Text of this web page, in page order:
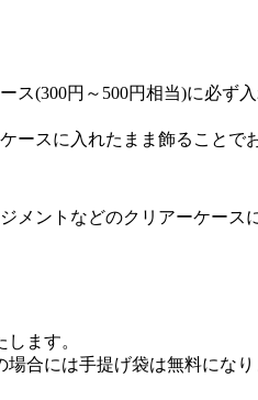
(300円～500円相当)に必ず
スに入れたまま飾ることで
メントなどのクリアーケー
ます。
合には手提げ袋は無料になり